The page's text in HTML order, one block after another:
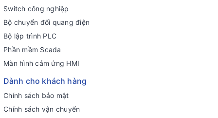
Switch công nghiệp
Bộ chuyển đổi quang điện
Bộ lập trình PLC
Phần mềm Scada
Màn hình cảm ứng HMI
Dành cho khách hàng
Chính sách bảo mật
Chính sách vận chuyển